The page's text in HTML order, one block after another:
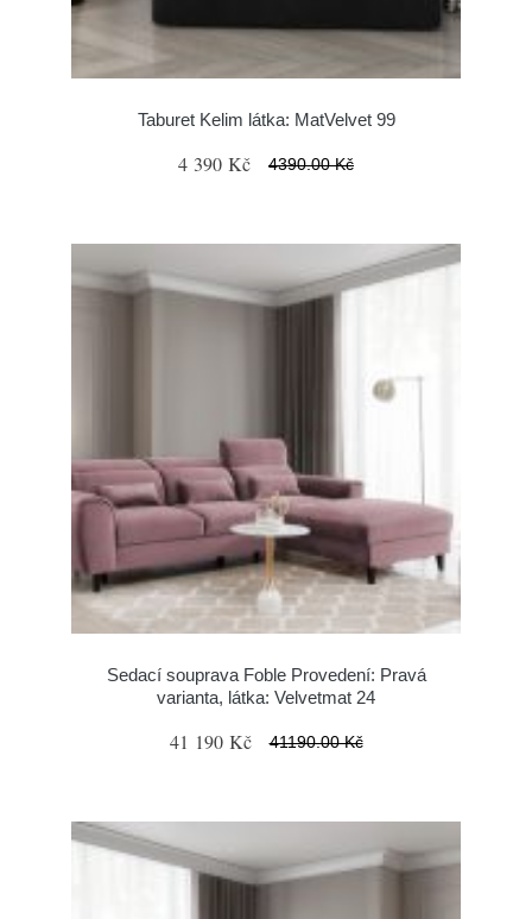
Taburet Kelim látka: MatVelvet 99
4 390 Kč 4390.00 Kč
Sedací souprava Foble Provedení: Pravá
varianta, látka: Velvetmat 24
41 190 Kč 41190.00 Kč